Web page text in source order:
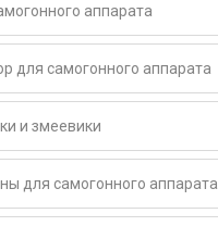
аппарата
для самогонного аппарата
и змеевики
для самогонного аппарата